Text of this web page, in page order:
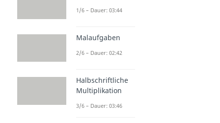
1/6 – Dauer: 03:44
Malaufgaben
2/6 – Dauer: 02:42
Halbschriftliche
Multiplikation
3/6 – Dauer: 03:46